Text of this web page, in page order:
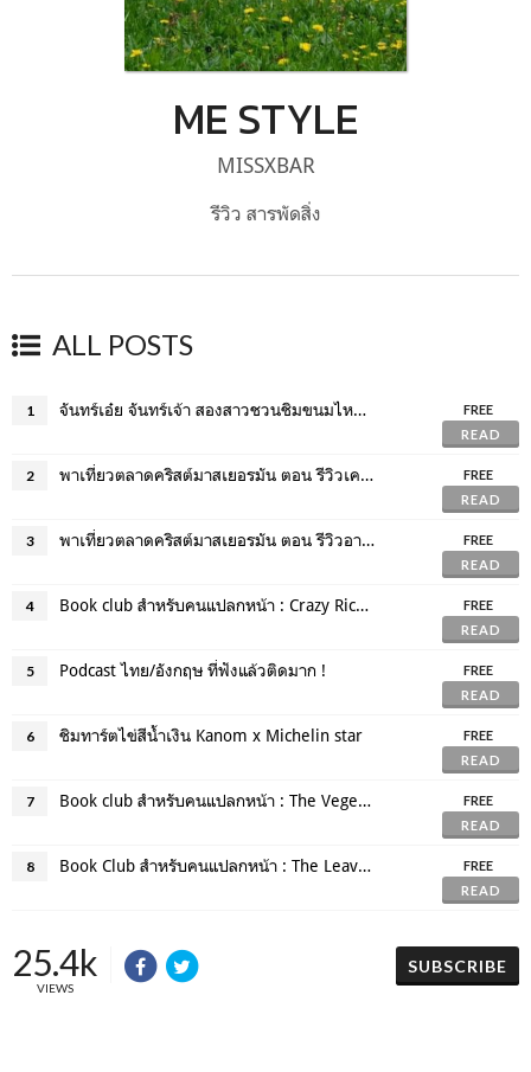
ME STYLE
MISSXBAR
รีวิว สารพัดสิ่ง
ALL POSTS
1 จันทร์เอ๋ย จันทร์เจ้า สองสาวชวนชิมขนมไหว้พระจันทร์และขอพรความรัก
FREE
READ
2 พาเที่ยวตลาดคริสต์มาสเยอรมัน ตอน รีวิวเครื่องดื่ม
FREE
READ
3 พาเที่ยวตลาดคริสต์มาสเยอรมัน ตอน รีวิวอาหาร
FREE
READ
4 Book club สำหรับคนแปลกหน้า : Crazy Rich Asians
FREE
READ
5 Podcast ไทย/อังกฤษ ที่ฟังแล้วติดมาก !
FREE
READ
6 ชิมทาร์ตไข่สีน้ำเงิน Kanom x Michelin star
FREE
READ
7 Book club สำหรับคนแปลกหน้า : The Vegetarian / Han Kang
FREE
READ
8 Book Club สำหรับคนแปลกหน้า : The Leavers / Lisa Ko
FREE
READ
25.4k
VIEWS
SUBSCRIBE